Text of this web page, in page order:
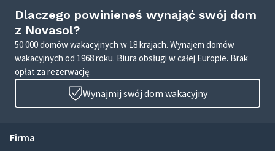
Dlaczego powinieneś wynająć swój dom
z Novasol?
50 000 domów wakacyjnych w 18 krajach. Wynajem domów
wakacyjnych od 1968 roku. Biura obsługi w całej Europie. Brak
opłat za rezerwację.
Wynajmij swój dom wakacyjny
Firma